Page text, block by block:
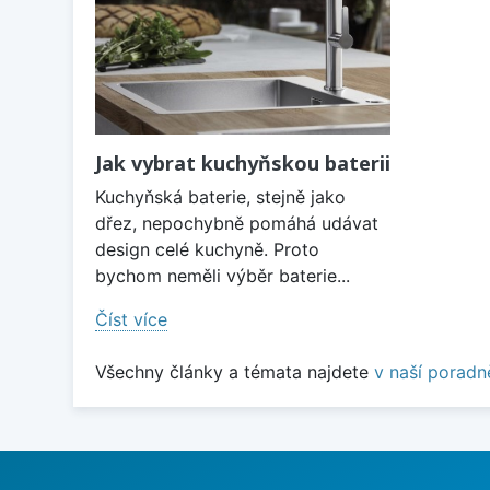
Jak vybrat kuchyňskou baterii
Kuchyňská baterie, stejně jako
dřez, nepochybně pomáhá udávat
design celé kuchyně. Proto
bychom neměli výběr baterie...
Číst více
Všechny články a témata najdete v naší